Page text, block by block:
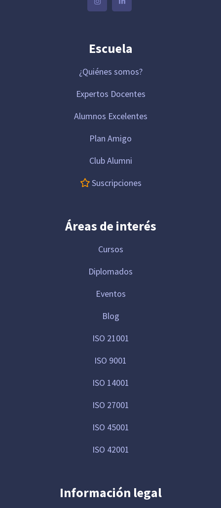
Escuela
¿Quiénes somos?
Expertos Docentes
Alumnos Excelentes
Plan Amigo
Club Alumni
Suscripciones
Áreas de interés
Cursos
Diplomados
Eventos
Blog
ISO 21001
ISO 9001
ISO 14001
ISO 27001
ISO 45001
ISO 42001
Información legal